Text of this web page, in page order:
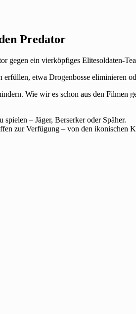
Predator
gegen ein vierköpfiges Elitesoldaten-
etwa Drogenbosse eliminieren
Wie wir es schon aus den
– Jäger, Berserker oder Späher.
zur Verfügung – von den